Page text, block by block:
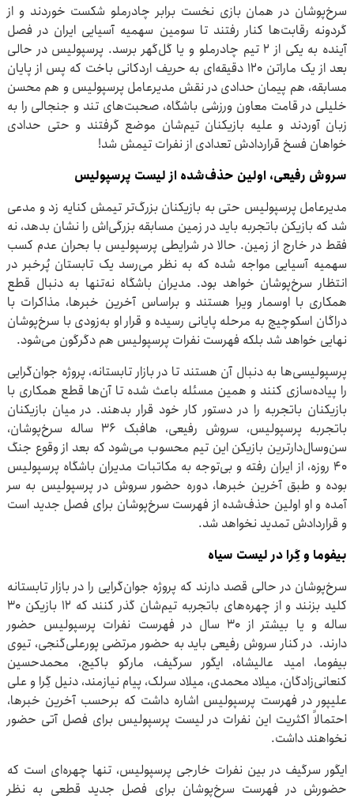
سرخ‌پوشان در همان بازی نخست برابر چادرملو شکست خوردند و از
گردونه رقابت‌ها کنار رفتند تا سومین سهمیه آسیایی ایران در فصل
آینده به یکی از ۲ تیم چادرملو و یا گل‌گهر برسد. پرسپولیس در حالی
بعد از یک ماراتن ۱۲۰ دقیقه‌ای به حریف اردکانی باخت که پس از پایان
مسابقه، هم پیمان حدادی در نقش مدیرعامل پرسپولیس و هم محسن
خلیلی در قامت معاون ورزشی باشگاه، صحبت‌های تند و جنجالی را به
زبان آوردند و علیه بازیکنان تیم‌شان موضع گرفتند و حتی حدادی
خواهان فسخ قراردادش تعدادی از نفرات تیمش شد!
سروش رفیعی، اولین حذف‌شده از لیست پرسپولیس
مدیرعامل پرسپولیس حتی به بازیکنان بزرگ‌تر تیمش کنایه زد و مدعی
شد که بازیکن باتجربه باید در زمین مسابقه بزرگی‌اش را نشان بدهد، نه
فقط در خارج از زمین. حالا در شرایطی پرسپولیس با بحران عدم کسب
سهمیه آسیایی مواجه شده که به نظر می‌رسد یک تابستان پُرخبر در
انتظار سرخ‌پوشان خواهد بود. مدیران باشگاه نه‌تنها به دنبال قطع
همکاری با اوسمار ویرا هستند و براساس آخرین خبرها، مذاکرات با
دراگان اسکوچیچ به مرحله پایانی رسیده و قرار او به‌زودی با سرخ‌پوشان
نهایی خواهد شد بلکه فهرست نفرات پرسپولیس هم دگرگون می‌شود.
پرسپولیسی‌ها به دنبال آن هستند تا در بازار تابستانه، پروژه جوان‌گرایی
را پیاده‌سازی کنند و همین مسئله باعث شده تا آن‌ها قطع همکاری با
بازیکنان باتجربه را در دستور کار خود قرار بدهند. در میان بازیکنان
باتجربه پرسپولیس، سروش رفیعی، هافبک ۳۶ ساله سرخ‌پوشان،
سن‌وسال‌دارترین بازیکن این تیم محسوب می‌شود که بعد از وقوع جنگ
۴۰ روزه، از ایران رفته و بی‌توجه به مکاتبات مدیران باشگاه پرسپولیس
بوده و طبق آخرین خبرها، دوره حضور سروش در پرسپولیس به سر
آمده و او اولین حذف‌شده از فهرست سرخ‌پوشان برای فصل جدید است
و قراردادش تمدید نخواهد شد.
بیفوما و گِرا در لیست سیاه
سرخ‌پوشان در حالی قصد دارند که پروژه جوان‌گرایی را در بازار تابستانه
کلید بزنند و از چهره‌های باتجربه تیم‌شان گذر کنند که ۱۲ بازیکن ۳۰
ساله و یا بیشتر از ۳۰ سال در فهرست نفرات پرسپولیس حضور
دارند. در کنار سروش رفیعی باید به حضور مرتضی پورعلی‌گنجی، تیوی
بیفوما، امید عالیشاه، ایگور سرگیف، مارکو باکیچ، محمدحسین
کنعانی‌زادگان، میلاد محمدی، میلاد سرلک، پیام نیازمند، دنیل گِرا و علی
علیپور در فهرست پرسپولیس اشاره داشت که برحسب آخرین خبرها،
احتمالاً اکثریت این نفرات در لیست پرسپولیس برای فصل آتی حضور
نخواهند داشت.
ایگور سرگیف در بین نفرات خارجی پرسپولیس، تنها چهره‌ای است که
حضورش در فهرست سرخ‌پوشان برای فصل جدید قطعی به نظر